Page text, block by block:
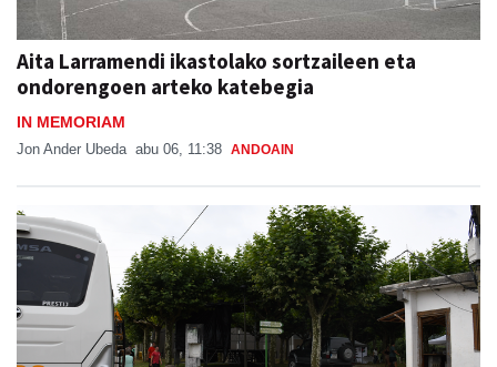
Aita Larramendi ikastolako sortzaileen eta
ondorengoen arteko katebegia
IN MEMORIAM
Jon Ander Ubeda abu 06, 11:38 ANDOAIN